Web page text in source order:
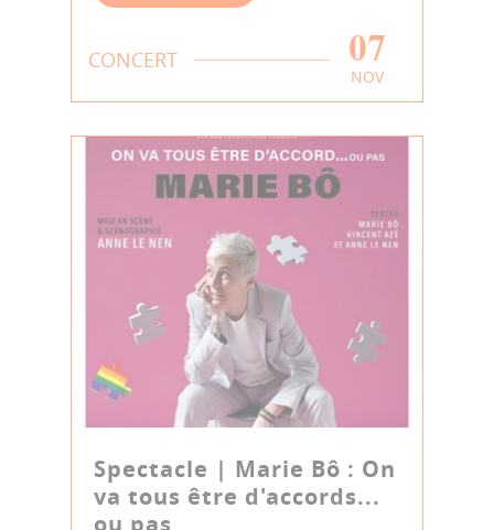
CONCERT 07
NOV
Spectacle | Marie Bô : On
va tous être d'accords...
ou pas